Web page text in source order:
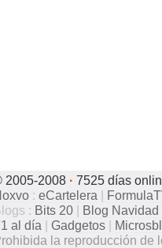
2005-2008 · 7525 días
: eCartelera |
: Bits 20 | Blog Navidad
al día | Gadgetos |
la reproducción de